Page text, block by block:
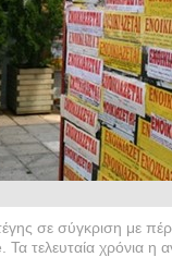
σε σύγκριση με
τελευταία χρόνια η